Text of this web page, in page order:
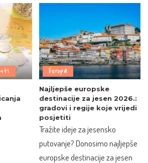
Europa
Najljepše europske
destinacije za jesen 2026.:
gradovi i regije koje vrijedi
posjetiti
Tražite ideje za jesensko
putovanje? Donosimo najljepše
europske destinacije za jesen